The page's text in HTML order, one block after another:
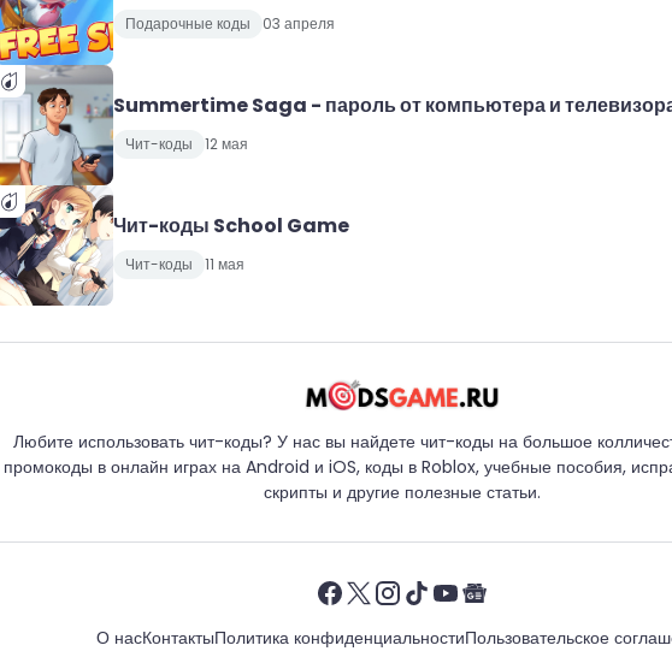
Подарочные коды 03 апреля
Summertime Saga - пароль от компьютера и
Чит-коды 12 мая
Чит-коды School Game
Чит-коды 11 мая
Любите использовать чит-коды? У нас вы найдете чит-коды на большое
промокоды в онлайн играх на Android и iOS, коды в Roblox, учебные пособия,
скрипты и другие полезные статьи.
О насКонтактыПолитика конфиденциальностиПользовательское